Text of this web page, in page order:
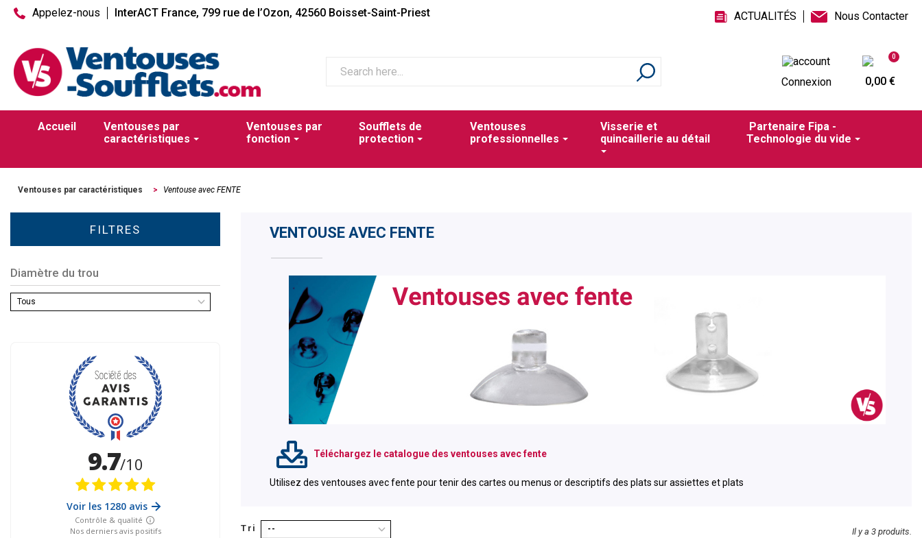
Appelez-nous InterACT France, 799 rue de l’Ozon, 42560 Boisset-Saint-Priest ACTUALITÉS Nous Contacter
Connexion
0
0,00 €
Accueil
Ventouses par
caractéristiques
Ventouses par
fonction
Soufflets de
protection
Ventouses
professionnelles
Visserie et
quincaillerie au détail
Partenaire Fipa -
Technologie du vide
Ventouses par caractéristiques > Ventouse avec FENTE
FILTRES
Diamètre du trou
Tous
VENTOUSE AVEC FENTE
Téléchargez le catalogue des ventouses avec fente
Utilisez des ventouses avec fente pour tenir des cartes ou menus or descriptifs des plats sur assiettes et plats
Il y a 3 produits.
Tri --